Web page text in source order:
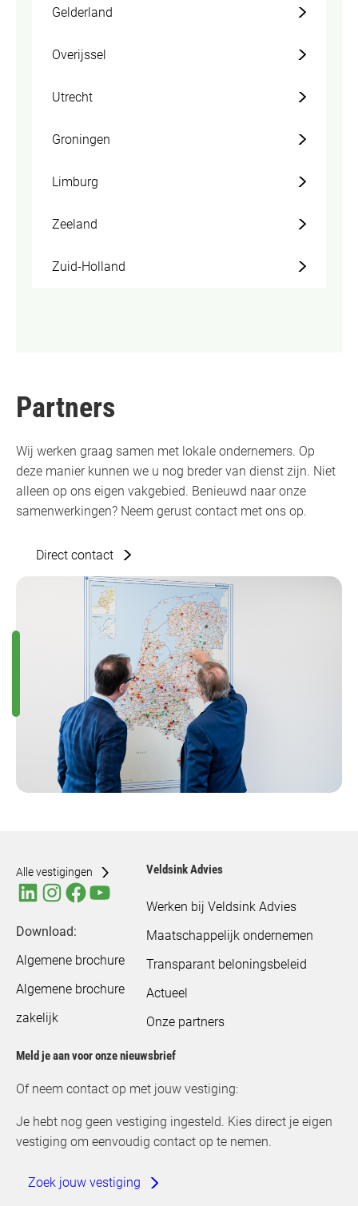
Gelderland
Overijssel
Utrecht
Groningen
Limburg
Zeeland
Zuid-Holland
Partners
Wij werken graag samen met lokale ondernemers. Op
deze manier kunnen we u nog breder van dienst zijn. Niet
alleen op ons eigen vakgebied. Benieuwd naar onze
samenwerkingen? Neem gerust contact met ons op.
Direct contact
Alle vestigingen
Download:
Algemene brochure
Algemene brochure
zakelijk
Veldsink Advies
Werken bij Veldsink Advies
Maatschappelijk ondernemen
Transparant beloningsbeleid
Actueel
Onze partners
Meld je aan voor onze nieuwsbrief
Of neem contact op met jouw vestiging:
Je hebt nog geen vestiging ingesteld. Kies direct je eigen
vestiging om eenvoudig contact op te nemen.
Zoek jouw vestiging